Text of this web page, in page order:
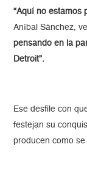
“Aquí no estamos
Aníbal Sánchez,
pensando en la
Detroit”.
Ese desfile con
festejan su
producen como se